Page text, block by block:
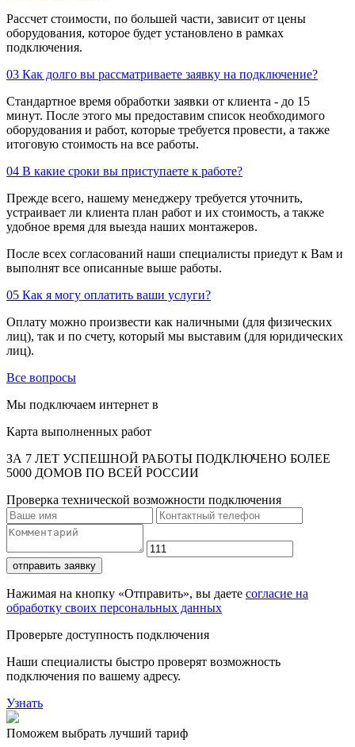
Рассчет стоимости, по большей части, зависит от цены
оборудования, которое будет установлено в рамках
подключения.
03 Как долго вы рассматриваете заявку на подключение?
Стандартное время обработки заявки от клиента - до 15
минут. После этого мы предоставим список необходимого
оборудования и работ, которые требуется провести, а также
итоговую стоимость на все работы.
04 В какие сроки вы приступаете к работе?
Прежде всего, нашему менеджеру требуется уточнить,
устраивает ли клиента план работ и их стоимость, а также
удобное время для выезда наших монтажеров.
После всех согласований наши специалисты приедут к Вам и
выполнят все описанные выше работы.
05 Как я могу оплатить ваши услуги?
Оплату можно произвести как наличными (для физических
лиц), так и по счету, который мы выставим (для юридических
лиц).
Все вопросы
Мы подключаем интернет в
Карта выполненных работ
ЗА 7 ЛЕТ УСПЕШНОЙ РАБОТЫ ПОДКЛЮЧЕНО БОЛЕЕ
5000 ДОМОВ ПО ВСЕЙ РОССИИ
Проверка технической возможности подключения
отправить заявку
Нажимая на кнопку «Отправить», вы даете согласие на
обработку своих персональных данных
Проверьте доступность подключения
Наши специалисты быстро проверят возможность
подключения по вашему адресу.
Узнать
Поможем выбрать лучший тариф